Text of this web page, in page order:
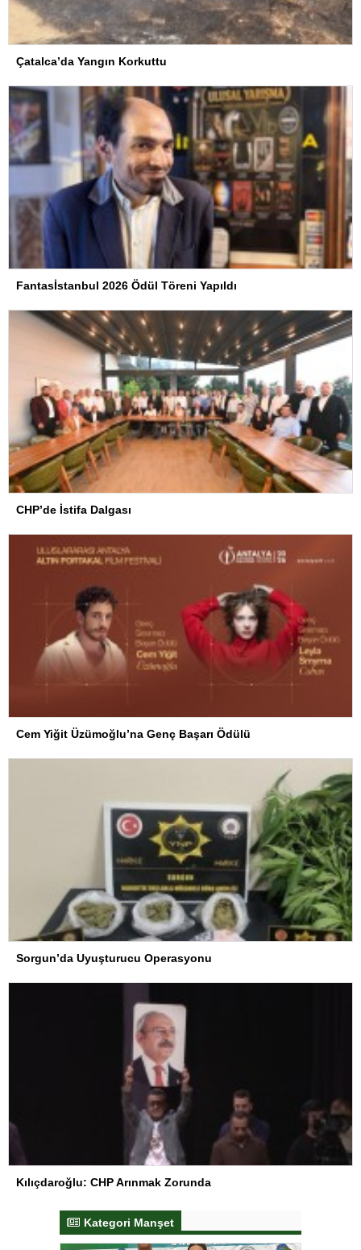
Çatalca’da Yangın Korkuttu
Fantasİstanbul 2026 Ödül Töreni Yapıldı
CHP’de İstifa Dalgası
Cem Yiğit Üzümoğlu’na Genç Başarı Ödülü
Sorgun’da Uyuşturucu Operasyonu
Kılıçdaroğlu: CHP Arınmak Zorunda
Kategori Manşet